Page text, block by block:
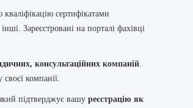
сертифікатами
Зареєстровані на порталі фахівці
консультаційних компаній.
компанії.
підтверджує вашу реєстрацію як